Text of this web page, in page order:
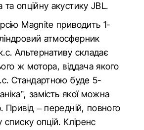
та опційну акустику JBL.
Magnite приводить 1-
атмосферник
Альтернативу складає
ж мотора, віддача якого
Стандартною буде 5-
замість якої можна
Привід – передній, повного
списку опцій. Кліренс